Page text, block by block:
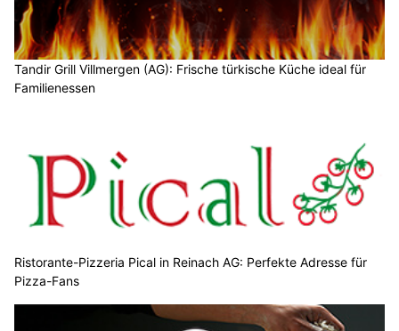
Tandir Grill Villmergen (AG): Frische türkische Küche ideal für
Familienessen
Ristorante-Pizzeria Pical in Reinach AG: Perfekte Adresse für
Pizza-Fans